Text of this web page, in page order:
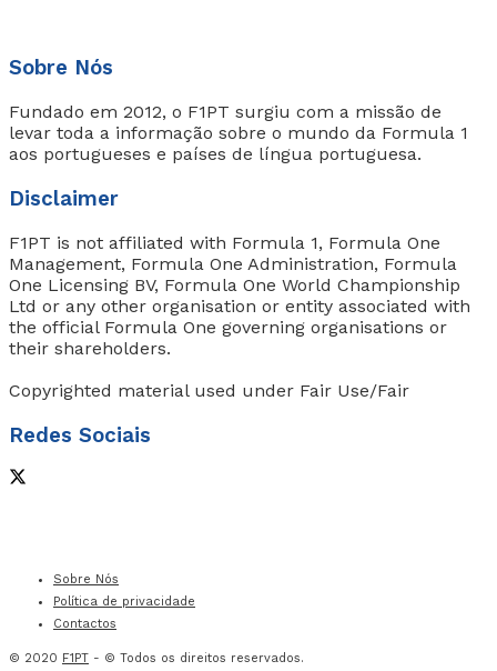
Sobre Nós
Fundado em 2012, o F1PT surgiu com a missão de
levar toda a informação sobre o mundo da Formula 1
aos portugueses e países de língua portuguesa.
Disclaimer
F1PT is not affiliated with Formula 1, Formula One
Management, Formula One Administration, Formula
One Licensing BV, Formula One World Championship
Ltd or any other organisation or entity associated with
the official Formula One governing organisations or
their shareholders.
Copyrighted material used under Fair Use/Fair
Redes Sociais
Sobre Nós
Política de privacidade
Contactos
© 2020 F1PT - © Todos os direitos reservados.